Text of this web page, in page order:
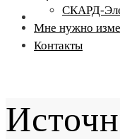
СКАРД-
Мне нужно
Контакты